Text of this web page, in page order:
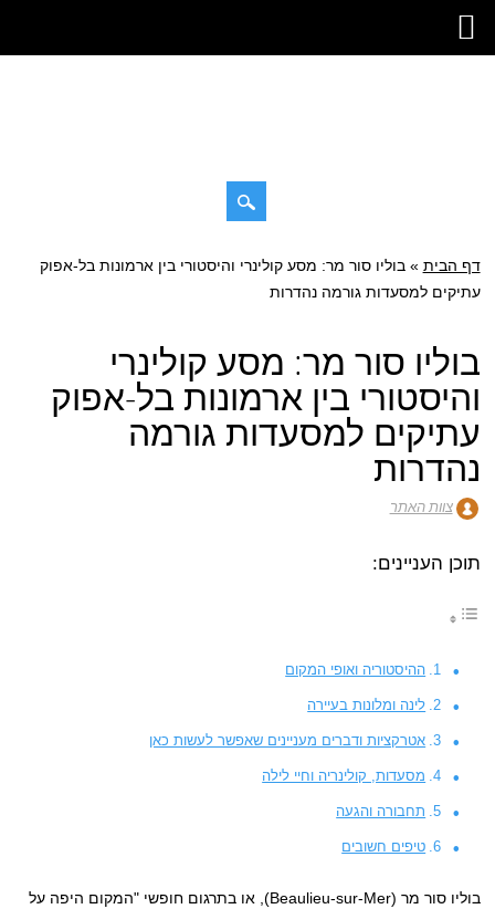
תפריט ראשי
דילוג
לתוכן
דף הבית »בוליו סור מר: מסע קולינרי והיסטורי בין ארמונות בל-אפוק
עתיקים למסעדות גורמה נהדרות
בוליו סור מר: מסע קולינרי
והיסטורי בין ארמונות בל-אפוק
עתיקים למסעדות גורמה
נהדרות
צוות האתר
תוכן העניינים:
ההיסטוריה ואופי המקום
לינה ומלונות בעיירה
אטרקציות ודברים מעניינים שאפשר לעשות כאן
מסעדות, קולינריה וחיי לילה
תחבורה והגעה
טיפים חשובים
בוליו סור מר (Beaulieu-sur-Mer), או בתרגום חופשי "המקום היפה על